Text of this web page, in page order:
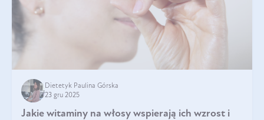
Dietetyk Paulina Górska
23 gru 2025
Jakie witaminy na włosy wspierają ich wzrost i